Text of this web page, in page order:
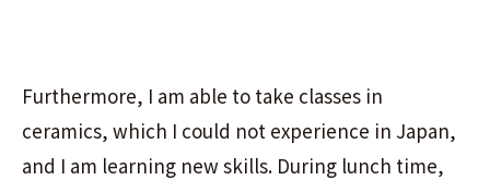
Furthermore, I am able to take classes in
ceramics, which I could not experience in Japan,
and I am learning new skills. During lunch time,